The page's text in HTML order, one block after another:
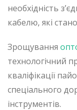
необхідність
кабелю, які
Зрощування
технологічний
кваліфікації
спеціального
інструментів.